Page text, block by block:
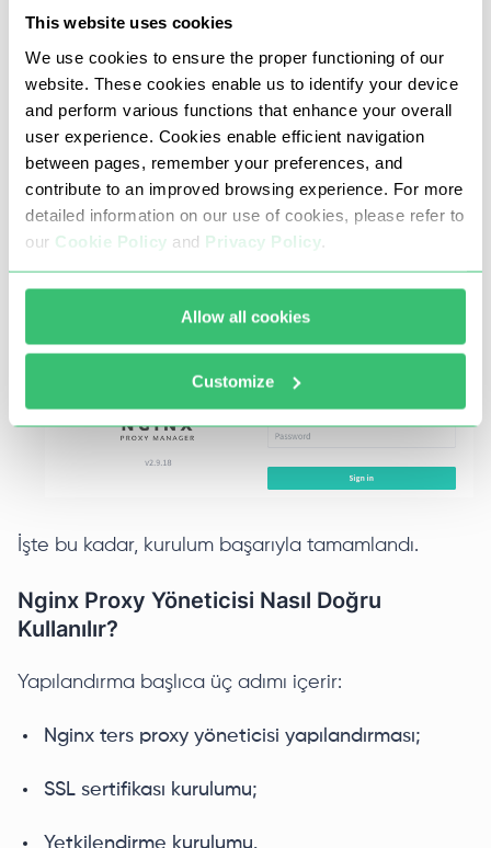
This website uses cookies
We use cookies to ensure the proper functioning of our
website. These cookies enable us to identify your device
and perform various functions that enhance your overall
user experience. Cookies enable efficient navigation
between pages, remember your preferences, and
contribute to an improved browsing experience. For more
detailed information on our use of cookies, please refer to
our Cookie Policy and Privacy Policy
Allow all cookies
Customize
görünmelidir. Giriş yapmak için geliştiricinin
sitesindeki varsayılan kimlik bilgilerini kullanın:
Email: admin@example.com
sizden bunları değiştirmenizi isteyecektir.
İşte bu kadar, kurulum başarıyla tamamlandı.
Nginx Proxy Yöneticisi Nasıl Doğru
Kullanılır?
Yapılandırma başlıca üç adımı içerir:
Nginx ters proxy yöneticisi yapılandırması;
SSL sertifikası kurulumu;
Yetkilendirme kurulumu.